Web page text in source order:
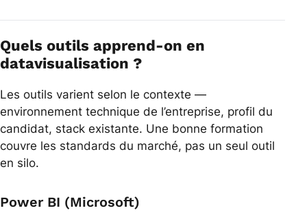
Quels outils apprend-on en
datavisualisation ?
Les outils varient selon le contexte —
environnement technique de l’entreprise, profil du
candidat, stack existante. Une bonne formation
couvre les standards du marché, pas un seul outil
en silo.
Power BI (Microsoft)